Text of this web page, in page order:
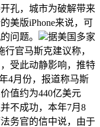
孔，城市为破解带来
美版iPhone来说，可
问题。
据美国多家
官马斯克建议称，
受此动静影响，推特
4月份，报道称马斯
值约为440亿美元
不成功，本年7月8
务官的信中说，由于